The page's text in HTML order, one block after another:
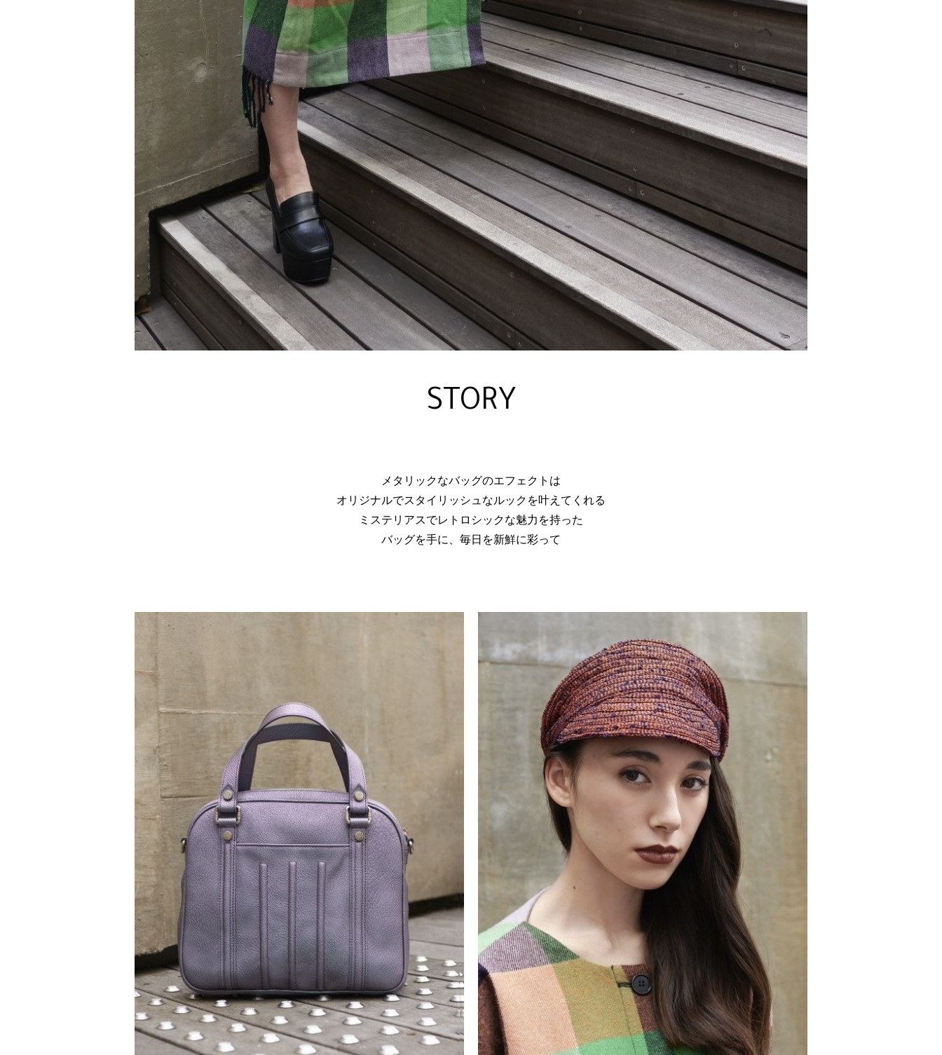
STORY
メタリックなバッグのエフェクトは
オリジナルでスタイリッシュなルックを叶えてくれる
ミステリアスでレトロシックな魅力を持った
バッグを手に、毎日を新鮮に彩って